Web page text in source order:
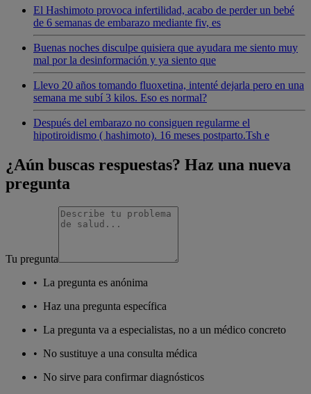
El Hashimoto provoca infertilidad, acabo de perder un bebé
de 6 semanas de embarazo mediante fiv, es
Buenas noches disculpe quisiera que ayudara me siento muy
mal por la desinformación y ya siento que
Llevo 20 años tomando fluoxetina, intenté dejarla pero en una
semana me subí 3 kilos. Eso es normal?
Después del embarazo no consiguen regularme el
hipotiroidismo ( hashimoto). 16 meses postparto.Tsh e
¿Aún buscas respuestas? Haz una nueva
pregunta
Tu pregunta
• La pregunta es anónima
• Haz una pregunta específica
• La pregunta va a especialistas, no a un médico concreto
• No sustituye a una consulta médica
• No sirve para confirmar diagnósticos